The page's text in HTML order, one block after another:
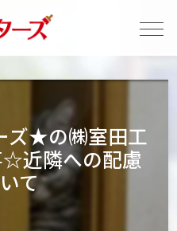
ズ★の㈱室田工
近隣への配慮
て